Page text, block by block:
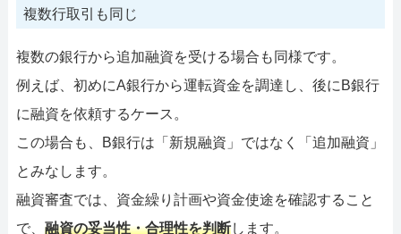
複数行取引も同じ
複数の銀行から追加融資を受ける場合も同様です。
例えば、初めにA銀行から運転資金を調達し、後にB銀行
に融資を依頼するケース。
この場合も、B銀行は「新規融資」ではなく「追加融資」
とみなします。
融資審査では、資金繰り計画や資金使途を確認すること
で、 融資の妥当性・合理性を判断します。